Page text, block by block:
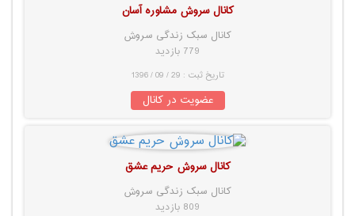
کانال سروش مشاوره آسان
کانال سبک زندگی سروش
779 بازدید
تاریخ ثبت : 29 / 09 / 1396
عضویت در کانال
کانال سروش حریم عشق
کانال سبک زندگی سروش
809 بازدید